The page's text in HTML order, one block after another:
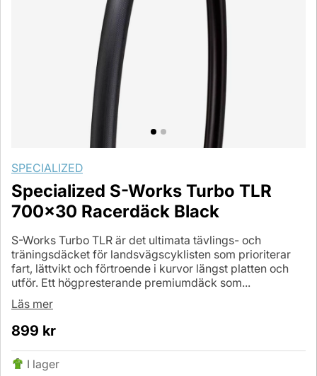
SPECIALIZED
Specialized S-Works Turbo TLR
700x30 Racerdäck Black
S-Works Turbo TLR är det ultimata tävlings- och
träningsdäcket för landsvägscyklisten som prioriterar
fart, lättvikt och förtroende i kurvor längst platten och
utför. Ett högpresterande premiumdäck som...
Läs mer
899 kr
I lager